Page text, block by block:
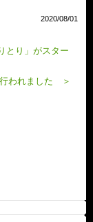
2020/08/01
とり」がスター
われました ＞